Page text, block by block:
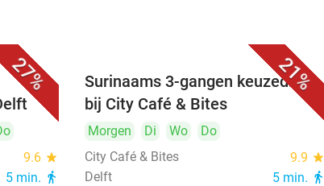
27%
9.6 star
5 min. directions_walk
21%
Surinaams 3-gangen keuzediner
bij City Café & Bites
Morgen Di Wo
Do
City Café & Bites
9.9 star
Delft 5 min. directions_walk